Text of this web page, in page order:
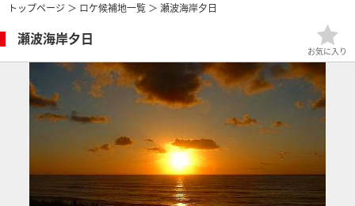
トップページ ＞ ロケ候補地一覧 ＞ 瀬波海岸夕日
瀬波海岸夕日
お気に入り